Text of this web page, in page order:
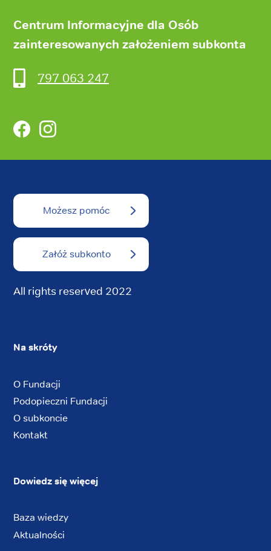
Centrum Informacyjne dla Osób
zainteresowanych założeniem subkonta
797 063 247
FacebookInstagram
Możesz pomóc
Załóż subkonto
All rights reserved 2022
Na skróty
O Fundacji
Podopieczni Fundacji
O subkoncie
Kontakt
Dowiedz się więcej
Baza wiedzy
Aktualności